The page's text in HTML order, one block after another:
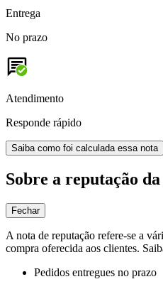
Entrega
No prazo
Atendimento
Responde rápido
Saiba como foi calculada essa nota
Sobre a reputação
Fechar
A nota de reputação refere-se a
compra oferecida aos clientes.
Pedidos entregues no prazo